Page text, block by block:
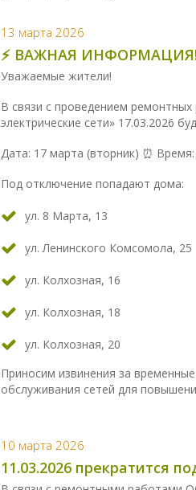
13 марта 2026
⚡️ ВАЖНАЯ ИНФОРМАЦИЯ!
Уважаемые жители!
В связи с проведением
электрические сети» 17.03.2026
Дата: 17 марта (вторник) ⏰ Время:
Под отключение попадают дома:
ул. 8 Марта, 13
ул. Ленинского Комсомола, 25
ул. Колхозная, 16
ул. Колхозная, 18
ул. Колхозная, 20
Приносим извинения за
обслуживания сетей для
10 марта 2026
11.03.2026 прекратится